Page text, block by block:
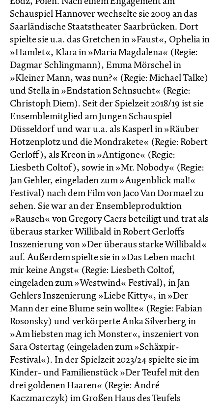
Schauspiel Hannover wechselte sie 2009 an das
Saarländische Staatstheater Saarbrücken. Dort
spielte sie u.a. das Gretchen in »Faust«, Ophelia in
»Hamlet«, Klara in »Maria Magdalena« (Regie:
Dagmar Schlingmann), Emma Mörschel in
»Kleiner Mann, was nun?« (Regie: Michael Talke)
und Stella in »Endstation Sehnsucht« (Regie:
Christoph Diem). Seit der Spielzeit 2018/19 ist sie
Ensemblemitglied am Jungen Schauspiel
Düsseldorf und war u.a. als Kasperl in »Räuber
Hotzenplotz und die Mondrakete« (Regie: Robert
Gerloff), als Kreon in »Antigone« (Regie:
Liesbeth Coltof), sowie in »Mr. Nobody« (Regie:
Jan Gehler, eingeladen zum »Augenblick mal!«
Festival) nach dem Film von Jaco Van Dormael zu
sehen. Sie war an der Ensembleproduktion
»Rausch« von Gregory Caers beteiligt und trat als
überaus starker Willibald in Robert Gerloffs
Inszenierung von »Der überaus starke Willibald«
auf. Außerdem spielte sie in »Das Leben macht
mir keine Angst« (Regie: Liesbeth Coltof,
eingeladen zum »Westwind« Festival), in Jan
Gehlers Inszenierung »Liebe Kitty«, in »Der
Mann der eine Blume sein wollte« (Regie: Fabian
Rosonsky) und verkörperte Anka Silverberg in
»Am liebsten mag ich Monster«, inszeniert von
Sara Ostertag (eingeladen zum »Schäxpir-
Festival«). In der Spielzeit 2023/24 spielte sie im
Kinder- und Familienstück »Der Teufel mit den
drei goldenen Haaren« (Regie: André
Kaczmarczyk) im Großen Haus des Teufels